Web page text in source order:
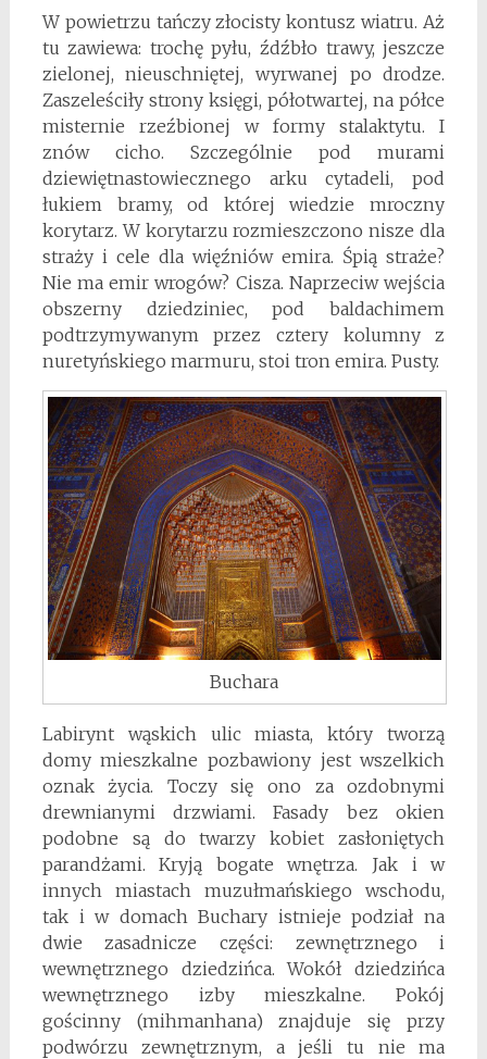
W powietrzu tańczy złocisty kontusz wiatru. Aż
tu zawiewa: trochę pyłu, źdźbło trawy, jeszcze
zielonej, nieuschniętej, wyrwanej po drodze.
Zaszeleściły strony księgi, półotwartej, na półce
misternie rzeźbionej w formy stalaktytu. I
znów cicho. Szczególnie pod murami
dziewiętnastowiecznego arku cytadeli, pod
łukiem bramy, od której wiedzie mroczny
korytarz. W korytarzu rozmieszczono nisze dla
straży i cele dla więźniów emira. Śpią straże?
Nie ma emir wrogów? Cisza. Naprzeciw wejścia
obszerny dziedziniec, pod baldachimem
podtrzymywanym przez cztery kolumny z
nuretyńskiego marmuru, stoi tron emira. Pusty.
Buchara
Labirynt wąskich ulic miasta, który tworzą
domy mieszkalne pozbawiony jest wszelkich
oznak życia. Toczy się ono za ozdobnymi
drewnianymi drzwiami. Fasady bez okien
podobne są do twarzy kobiet zasłoniętych
parandżami. Kryją bogate wnętrza. Jak i w
innych miastach muzułmańskiego wschodu,
tak i w domach Buchary istnieje podział na
dwie zasadnicze części: zewnętrznego i
wewnętrznego dziedzińca. Wokół dziedzińca
wewnętrznego izby mieszkalne. Pokój
gościnny (mihmanhana) znajduje się przy
podwórzu zewnętrznym, a jeśli tu nie ma